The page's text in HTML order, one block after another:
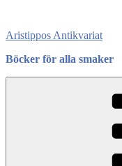
content
Aristippos Antikvariat
Böcker för alla smaker